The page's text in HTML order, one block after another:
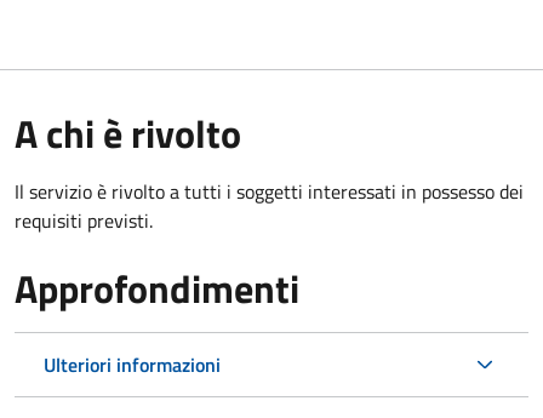
A chi è rivolto
Il servizio è rivolto a tutti i soggetti interessati in possesso dei
requisiti previsti.
Approfondimenti
Ulteriori informazioni